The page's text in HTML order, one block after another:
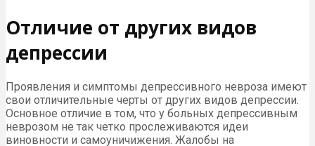
Отличие от других видов
депрессии
Проявления и симптомы депрессивного невроза имеют
свои отличительные черты от других видов депрессии.
Основное отличие в том, что у больных депрессивным
неврозом не так четко прослеживаются идеи
виновности и самоуничижения. Жалобы на